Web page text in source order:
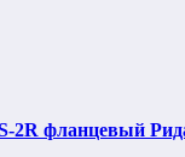
фланцевый